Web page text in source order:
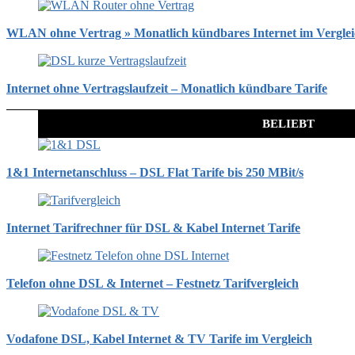
WLAN ohne Vertrag » Monatlich kündbares Internet im
Internet ohne Vertragslaufzeit – Monatlich kündbare Tarife
BELIEBT
1&1 Internetanschluss – DSL Flat Tarife bis 250 MBit/s
Internet Tarifrechner für DSL & Kabel Internet Tarife
Telefon ohne DSL & Internet – Festnetz Tarifvergleich
Vodafone DSL, Kabel Internet & TV Tarife im Vergleich